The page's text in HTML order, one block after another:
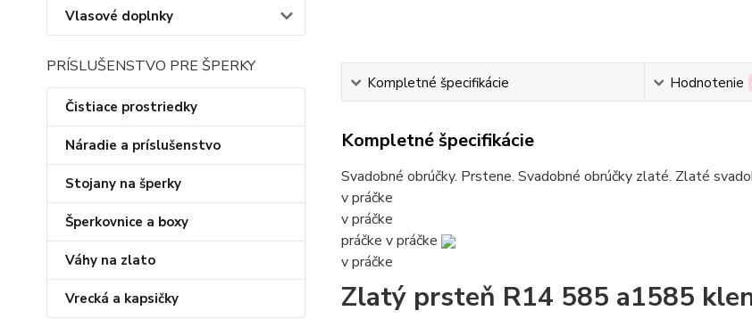
Vlasové doplnky
PRÍSLUŠENSTVO PRE ŠPERKY
Čistiace prostriedky
Náradie a príslušenstvo
Stojany na šperky
Šperkovnice a boxy
Váhy na zlato
Vrecká a kapsičky
Kompletné špecifikácie Hodnotenie
Kompletné špecifikácie
Svadobné obrúčky. Prstene. Svadobné obrúčky zlaté. Zlaté
v práčke
v práčke
práčke v práčke
v práčke
Zlatý prsteň R14 585 a1585